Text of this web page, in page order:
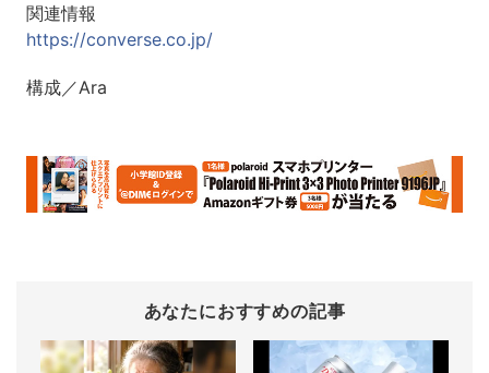
関連情報
https://converse.co.jp/
構成／Ara
あなたにおすすめの記事